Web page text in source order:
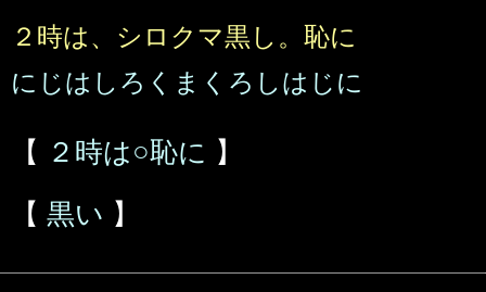
２時は、シロクマ黒し。恥に
にじはしろくまくろしはじに
【 ２時は○恥に 】
【 黒い 】